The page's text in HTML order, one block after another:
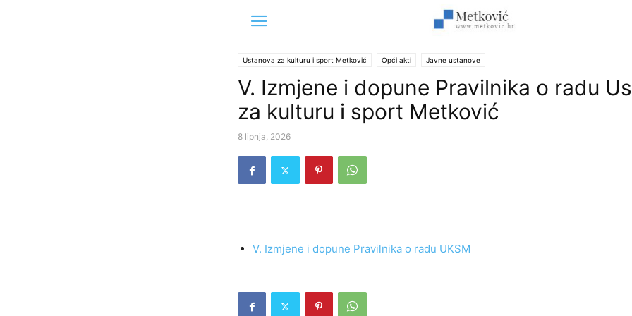
Ustanova za kulturu i sport Metković Opći akti Javne ustanove
V. Izmjene i dopune Pravilnika o radu
za kulturu i sport Metković
8 lipnja, 2026
V. Izmjene i dopune Pravilnika o radu UKSM